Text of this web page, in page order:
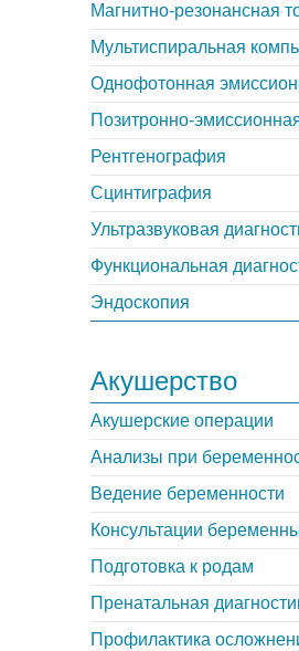
Магнитно-резонансная
Мультиспиральная
Однофотонная
Позитронно-
Рентгенография
Сцинтиграфия
Ультразвуковая
Функциональная
Эндоскопия
Акушерство
Акушерские операции
Анализы при
Ведение беременности
Консультации
Подготовка к родам
Пренатальная
Профилактика